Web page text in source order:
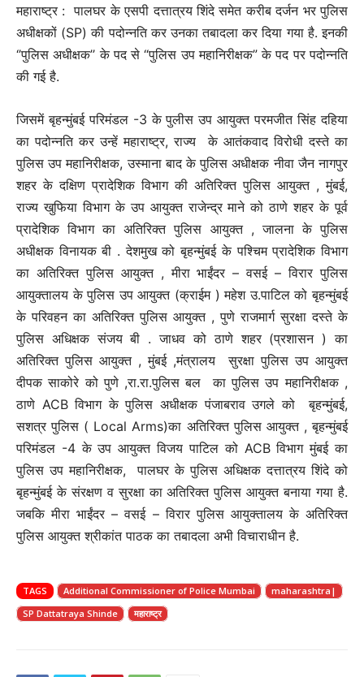
महाराष्ट्र : पालघर के एसपी दत्तात्रय शिंदे समेत करीब दर्जन भर पुलिस
अधीक्षकों (SP) की पदोन्नति कर उनका तबादला कर दिया गया है. इनकी
‘’पुलिस अधीक्षक’’ के पद से “पुलिस उप महानिरीक्षक” के पद पर पदोन्नति
की गई है.
जिसमें बृहन्मुंबई परिमंडल -3 के पुलीस उप आयुक्त परमजीत सिंह दहिया
का पदोन्नति कर उन्हें महाराष्ट्र, राज्य के आतंकवाद विरोधी दस्ते का
पुलिस उप महानिरीक्षक, उस्माना बाद के पुलिस अधीक्षक नीवा जैन नागपुर
शहर के दक्षिण प्रादेशिक विभाग की अतिरिक्त पुलिस आयुक्त , मुंबई,
राज्य खुफिया विभाग के उप आयुक्त राजेन्द्र माने को ठाणे शहर के पूर्व
प्रादेशिक विभाग का अतिरिक्त पुलिस आयुक्त , जालना के पुलिस
अधीक्षक विनायक बी . देशमुख को बृहन्मुंबई के पश्चिम प्रादेशिक विभाग
का अतिरिक्त पुलिस आयुक्त , मीरा भाईंदर – वसई – विरार पुलिस
आयुक्तालय के पुलिस उप आयुक्त (क्राईम ) महेश उ.पाटिल को बृहन्मुंबई
के परिवहन का अतिरिक्त पुलिस आयुक्त , पुणे राजमार्ग सुरक्षा दस्ते के
पुलिस अधिक्षक संजय बी . जाधव को ठाणे शहर (प्रशासन ) का
अतिरिक्त पुलिस आयुक्त , मुंबई ,मंत्रालय सुरक्षा पुलिस उप आयुक्त
दीपक साकोरे को पुणे ,रा.रा.पुलिस बल का पुलिस उप महानिरीक्षक ,
ठाणे ACB विभाग के पुलिस अधीक्षक पंजाबराव उगले को बृहन्मुंबई,
सशत्र पुलिस ( Local Arms)का अतिरिक्त पुलिस आयुक्त , बृहन्मुंबई
परिमंडल -4 के उप आयुक्त विजय पाटिल को ACB विभाग मुंबई का
पुलिस उप महानिरीक्षक, पालघर के पुलिस अधिक्षक दत्तात्रय शिंदे को
बृहन्मुंबई के संरक्षण व सुरक्षा का अतिरिक्त पुलिस आयुक्त बनाया गया है.
जबकि मीरा भाईंदर – वसई – विरार पुलिस आयुक्तालय के अतिरिक्त
पुलिस आयुक्त श्रीकांत पाठक का तबादला अभी विचाराधीन है.
TAGS Additional Commissioner of Police Mumbai
maharashtra|
SP Dattatraya Shinde
महाराष्ट्र